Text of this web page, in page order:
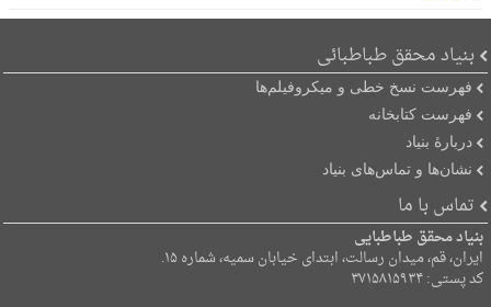
بنیاد محقق طباطبائی
فهرست نسخ خطی و میکروفیلم‌ها
فهرست کتابخانه
دربارۀ بنیاد
نشان‌ها و تماس‌های بنیاد
تماس با ما
بنیاد محقق طباطبایی
ایران، قم، میدان رسالت، ابتدای خیابان سمیه، شماره ۱۵.
کد پستی: ۳۷۱۵۸۱۵۹۳۴